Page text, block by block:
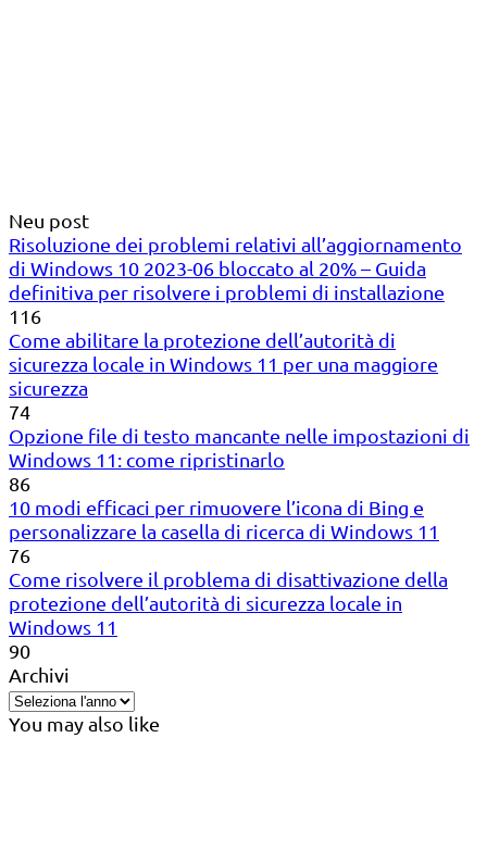
Neu post
Risoluzione dei problemi relativi all’aggiornamento
di Windows 10 2023-06 bloccato al 20% – Guida
definitiva per risolvere i problemi di installazione
116
Come abilitare la protezione dell’autorità di
sicurezza locale in Windows 11 per una maggiore
sicurezza
74
Opzione file di testo mancante nelle impostazioni di
Windows 11: come ripristinarlo
86
10 modi efficaci per rimuovere l’icona di Bing e
personalizzare la casella di ricerca di Windows 11
76
Come risolvere il problema di disattivazione della
protezione dell’autorità di sicurezza locale in
Windows 11
90
Archivi
You may also like